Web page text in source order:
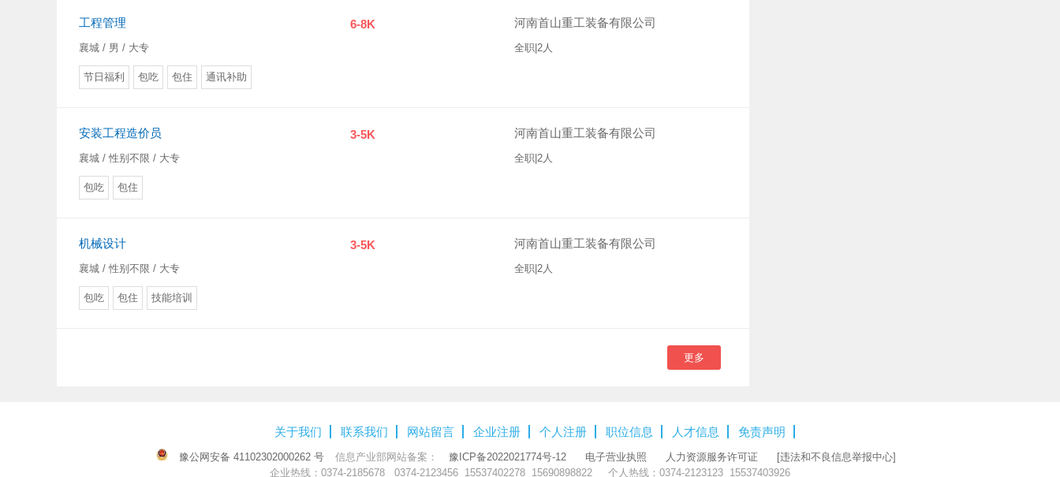
工程管理 6-8K 河南首山重工装备有限公司
襄城 / 男 / 大专 全职|2人
节日福利 包吃 包住 通讯补助
安装工程造价员 3-5K 河南首山重工装备有限公司
襄城 / 性别不限 / 大专 全职|2人
包吃 包住
机械设计 3-5K 河南首山重工装备有限公司
襄城 / 性别不限 / 大专 全职|2人
包吃 包住 技能培训
更多
关于我们 联系我们 网站留言 企业注册 个人注册 职位信息 人才信息 免责声明
豫公网安备 41102302000262 号 信息产业部网站备案： 豫ICP备2022021774号-12 电子营业执照 人力资源服务许可证
[违法和不良信息举报中心]
企业热线：0374-2185678 0374-2123456 15537402278 15690898822 个人热线：0374-2123123 15537403926